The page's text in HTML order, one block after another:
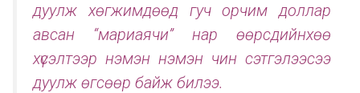
дуулж хөгжимдөөд гуч орчим доллар
авсан “мариаячи” нар өөрсдийнхөө
хүсэлтээр нэмэн нэмэн чин сэтгэлээсээ
дуулж өгсөөр байж билээ.